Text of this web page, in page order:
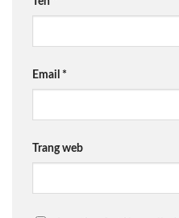
Email *
Trang web